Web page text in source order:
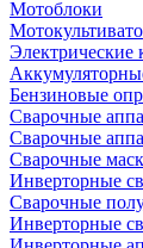
Мотоблоки
Электрические
Бензиновые
Сварочные
Сварочные
Сварочные
Инверторные
Сварочные
Инверторные